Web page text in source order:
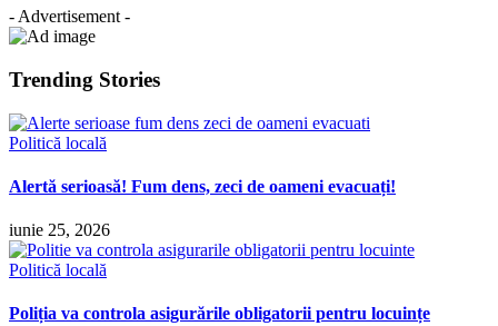
- Advertisement -
Trending Stories
Politică locală
Alertă serioasă! Fum dens, zeci de oameni evacuați!
iunie 25, 2026
Politică locală
Poliția va controla asigurările obligatorii pentru locuințe